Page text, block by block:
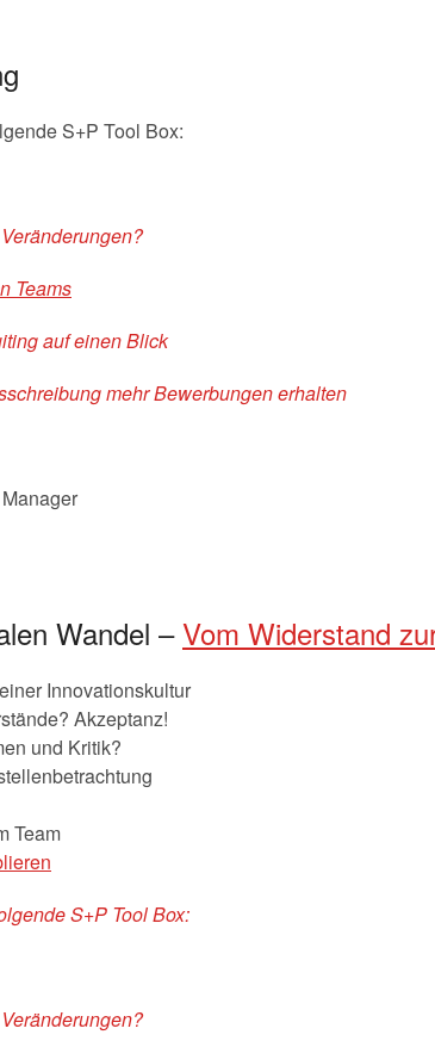
S+P Tool Box:
Teams
auf einen Blick
mehr Bewerbungen erhalten
Wandel –Vom Widerstand
Innovationskultur
Akzeptanz!
und Kritik?
Team
S+P Tool Box: